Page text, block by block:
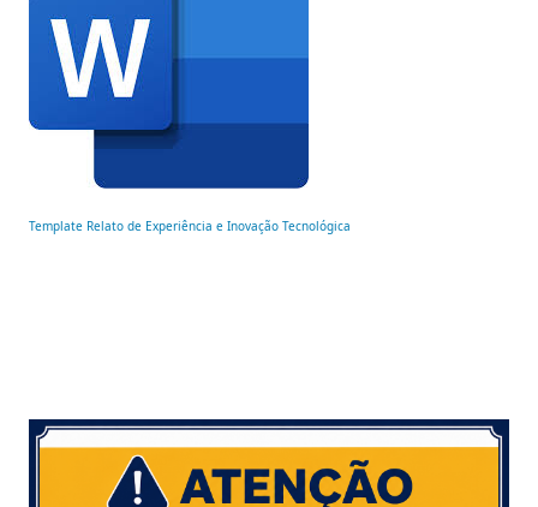
Template Relato de Experiência e Inovação Tecnológica